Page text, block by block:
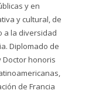
y en
y cultural, de
a la diversidad
Diplomado de
Doctor honoris
de Francia